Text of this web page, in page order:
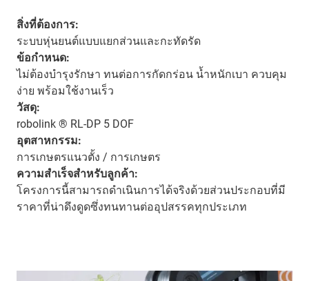
สิ่งที่ต้องการ:
ระบบหุ่นยนต์แบบแยกส่วนและกะทัดรัด
ข้อกำหนด:
ไม่ต้องบำรุงรักษา ทนต่อการกัดกร่อน น้ำหนักเบา ควบคุม
ง่าย พร้อมใช้งานเร็ว
วัสดุ:
robolink ® RL-DP 5 DOF
อุตสาหกรรม:
การเกษตรแนวตั้ง / การเกษตร
ความสำเร็จสำหรับลูกค้า:
โครงการนี้สามารถดำเนินการได้จริงด้วยส่วนประกอบที่มี
ราคาที่น่าดึงดูดซึ่งทนทานต่ออุปสรรคทุกประเภท